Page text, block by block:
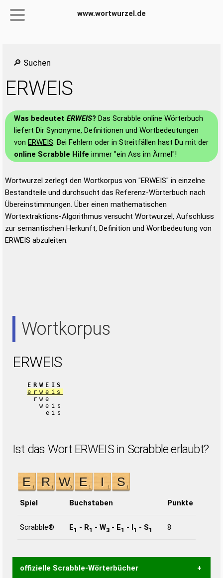
www.wortwurzel.de
🔎 Suchen
ERWEIS
Was bedeutet ERWEIS? Das Scrabble online Wörterbuch
liefert Dir Synonyme, Definitionen und Wortbedeutungen
von ERWEIS. Bei Fehlern oder in Streitfällen hast Du mit der
online Scrabble Hilfe immer "ein Ass im Ärmel"!
Wortwurzel zerlegt den Wortkorpus von "ERWEIS" in einzelne
Bestandteile und durchsucht das Referenz-Wörterbuch nach
Übereinstimmungen. Über einen mathematischen
Wortextraktions-Algorithmus versucht Wortwurzel, Aufschluss
zur semantischen Herkunft, Definition und Wortbedeutung von
ERWEIS abzuleiten.
Wortkorpus
ERWEIS
ERWEIS
erweis
rwe
weis
eis
Ist das Wort ERWEIS in Scrabble erlaubt?
Spiel Buchstaben Punkte
Scrabble® E1 - R1 - W3 - E1 - I1 - S1 8
offizielle Scrabble-Wörterbücher